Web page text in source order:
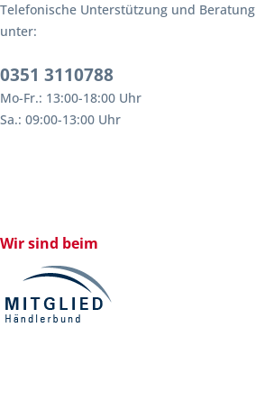
Telefonische Unterstützung und Beratung
unter:
0351 3110788
Mo-Fr.: 13:00-18:00 Uhr
Sa.: 09:00-13:00 Uhr
Wir sind beim